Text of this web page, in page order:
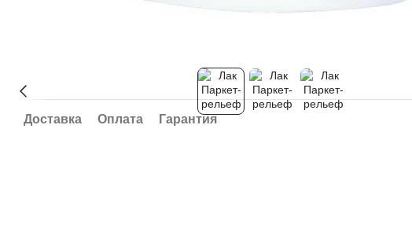
Доставка Оплата Гарантия